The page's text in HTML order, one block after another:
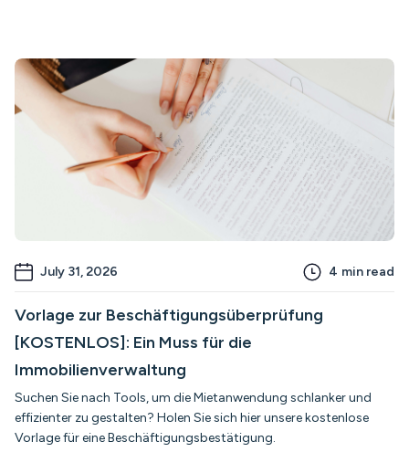
July 31, 2026 4 min read
Vorlage zur Beschäftigungsüberprüfung
[KOSTENLOS]: Ein Muss für die
Immobilienverwaltung
Suchen Sie nach Tools, um die Mietanwendung schlanker und
effizienter zu gestalten? Holen Sie sich hier unsere kostenlose
Vorlage für eine Beschäftigungsbestätigung.